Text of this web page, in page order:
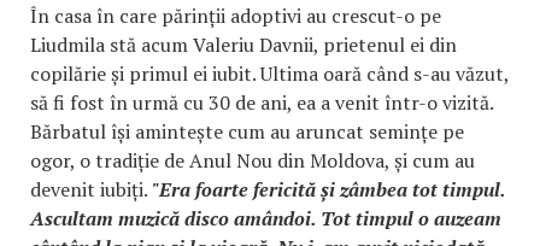
În casa în care părinții adoptivi au crescut-o pe
Liudmila stă acum Valeriu Davnii, prietenul ei din
copilărie și primul ei iubit. Ultima oară când s-au văzut,
să fi fost în urmă cu 30 de ani, ea a venit într-o vizită.
Bărbatul își amintește cum au aruncat semințe pe
ogor, o tradiție de Anul Nou din Moldova, și cum au
devenit iubiți. "Era foarte fericită și zâmbea tot timpul.
Ascultam muzică disco amândoi. Tot timpul o auzeam